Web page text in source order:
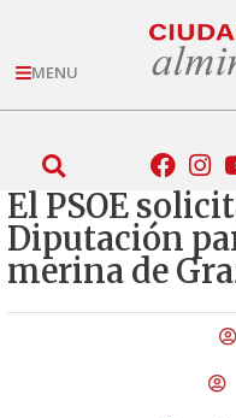
MENU
El PSOE
Diputación
merina de